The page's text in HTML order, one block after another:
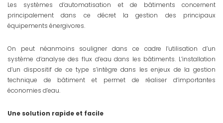
Les systèmes d’automatisation et de bâtiments concernent
principalement dans ce décret la gestion des principaux
équipements énergivores.
On peut néanmoins souligner dans ce cadre l’utilisation d’un
système d’analyse des flux d’eau dans les bâtiments. L’installation
d’un dispositif de ce type s’intègre dans les enjeux de la gestion
technique de bâtiment et permet de réaliser d’importantes
économies d’eau.
Une solution rapide et facile